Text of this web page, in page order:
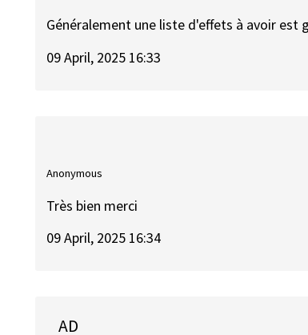
Généralement une liste d'effets à avoir
09 April, 2025 16:33
Anonymous
Très bien merci
09 April, 2025 16:34
AD